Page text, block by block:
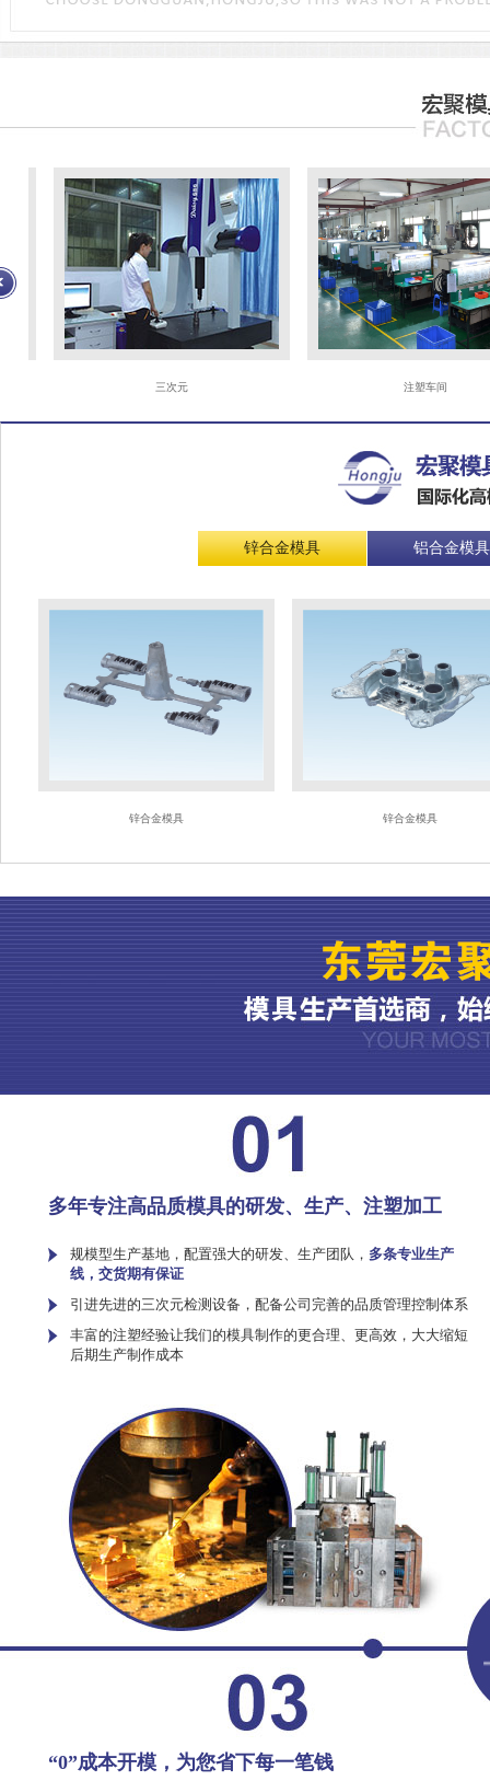
注塑车间
锌合金模具 铝合金模具
锌合金模具 锌合金模具
多年专注高品质模具的研发、生产、注塑加工
规模型生产基地，配置强大的研发、生产团队， 多条专业生产
线，交货期有保证
引进先进的三次元检测设备，配备公司完善的品质管理控制体系
丰富的注塑经验让我们的模具制作的更合理、更高效，大大缩短
后期生产制作成本
“0”成本开模，为您省下每一笔钱